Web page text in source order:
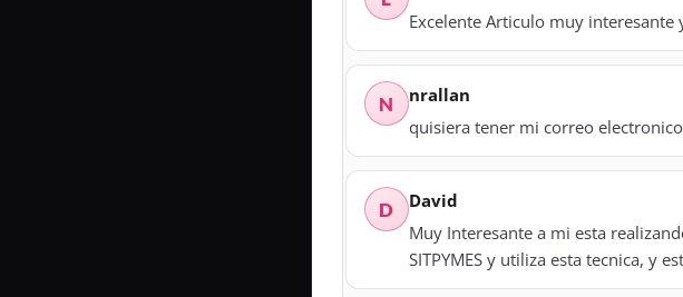
Excelente Articulo muy interesante
N nrallan
quisiera tener mi correo electronico
D David
Muy Interesante a mi esta
SITPYMES y utiliza esta tecnica, y